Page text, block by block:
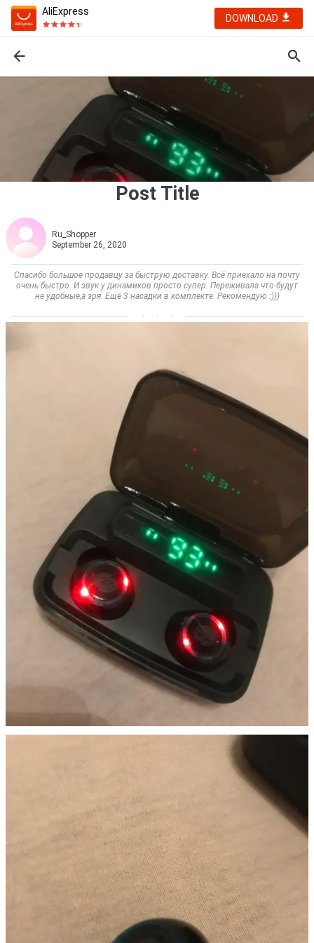
AliExpress
DOWNLOAD
Post Title
Ru_Shopper
September 26, 2020
Спасибо большое продавцу за быструю доставку. Всё приехало на почту
очень быстро. И звук у динамиков просто супер. Переживала что будут
не удобные,а зря. Ещё 3 насадки в комплекте. Рекомендую :)))